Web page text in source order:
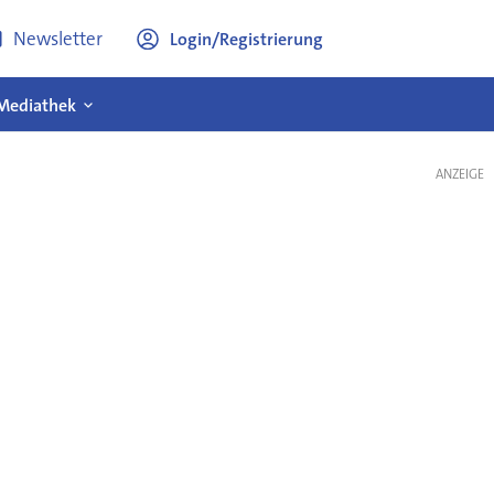
Newsletter Login/Registrierung
ANZEIGE